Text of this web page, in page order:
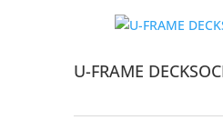
U-FRAME